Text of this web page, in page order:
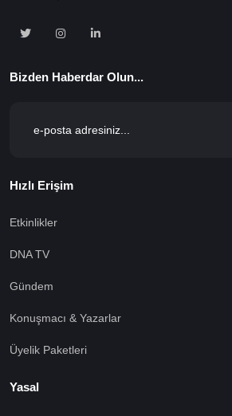
Bizden Haberdar Olun...
Hızlı Erişim
Etkinlikler
DNA TV
Gündem
Konuşmacı & Yazarlar
Üyelik Paketleri
Yasal